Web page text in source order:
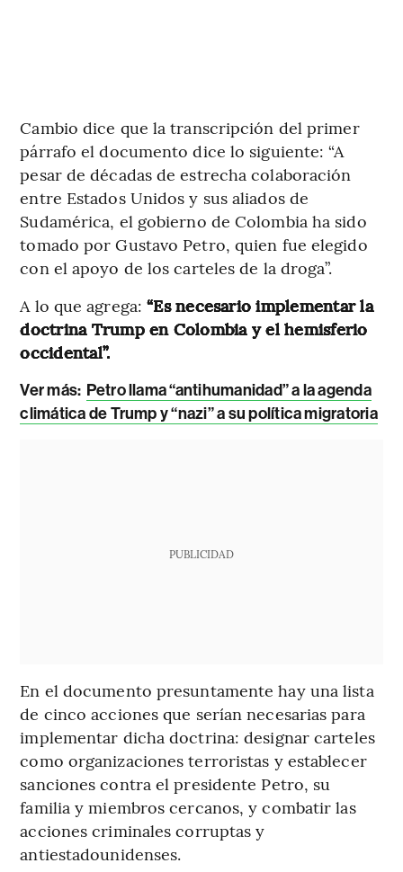
Cambio dice que la transcripción del primer
párrafo el documento dice lo siguiente: “A
pesar de décadas de estrecha colaboración
entre Estados Unidos y sus aliados de
Sudamérica, el gobierno de Colombia ha sido
tomado por Gustavo Petro, quien fue elegido
con el apoyo de los carteles de la droga”.
A lo que agrega:“Es necesario implementar la
doctrina Trump en Colombia y el hemisferio
occidental”.
Ver más: Petro llama “antihumanidad” a la agenda
climática de Trump y “nazi” a su política migratoria
PUBLICIDAD
En el documento presuntamente hay una lista
de cinco acciones que serían necesarias para
implementar dicha doctrina: designar carteles
como organizaciones terroristas y establecer
sanciones contra el presidente Petro, su
familia y miembros cercanos, y combatir las
acciones criminales corruptas y
antiestadounidenses.